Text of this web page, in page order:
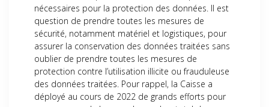
nécessaires pour la protection des données. Il est
question de prendre toutes les mesures de
sécurité, notamment matériel et logistiques, pour
assurer la conservation des données traitées sans
oublier de prendre toutes les mesures de
protection contre l’utilisation illicite ou frauduleuse
des données traitées. Pour rappel, la Caisse a
déployé au cours de 2022 de grands efforts pour